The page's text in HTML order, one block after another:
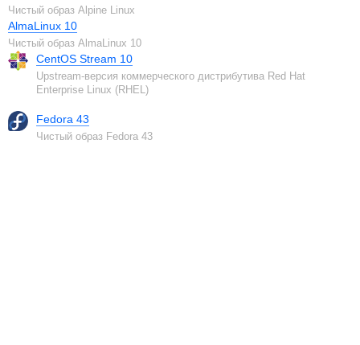
Чистый образ Alpine Linux
AlmaLinux 10
Чистый образ AlmaLinux 10
CentOS Stream 10
Upstream-версия коммерческого дистрибутива Red Hat
Enterprise Linux (RHEL)
Fedora 43
Чистый образ Fedora 43